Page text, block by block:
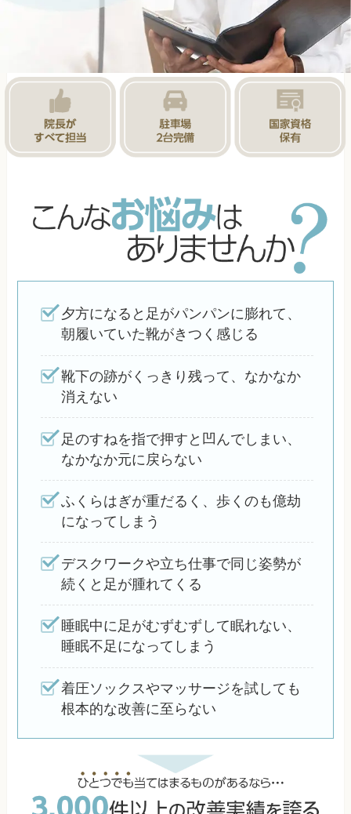
夕方になると足がパンパンに膨れて、
朝履いていた靴がきつく感じる
靴下の跡がくっきり残って、なかなか
消えない
足のすねを指で押すと凹んでしまい、
なかなか元に戻らない
ふくらはぎが重だるく、歩くのも億劫
になってしまう
デスクワークや立ち仕事で同じ姿勢が
続くと足が腫れてくる
睡眠中に足がむずむずして眠れない、
睡眠不足になってしまう
着圧ソックスやマッサージを試しても
根本的な改善に至らない